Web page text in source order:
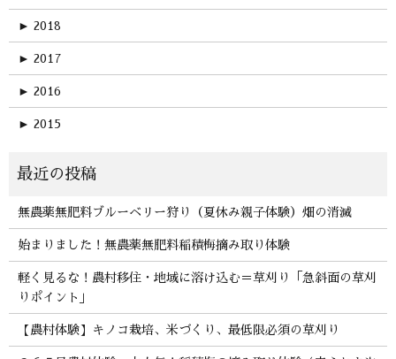
► 2018
► 2017
► 2016
► 2015
無農薬無肥料ブルーベリー狩り（夏休み親子体験）畑の消滅
始まりました！無農薬無肥料稲積梅摘み取り体験
軽く見るな！農村移住・地域に溶け込む＝草刈り「急斜面の草刈
りポイント」
【農村体験】キノコ栽培、米づくり、最低限必須の草刈り